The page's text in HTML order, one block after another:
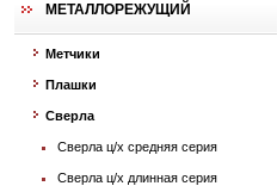
МЕТАЛЛОРЕЖУЩИЙ
Метчики
Плашки
Сверла
Сверла ц/х средняя серия
Сверла ц/х длинная серия